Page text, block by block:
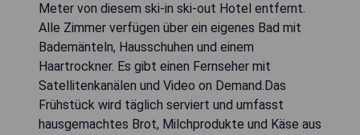
Meter von diesem ski-in ski-out Hotel entfernt.
Alle Zimmer verfügen über ein eigenes Bad mit
Bademänteln, Hausschuhen und einem
Haartrockner. Es gibt einen Fernseher mit
Satellitenkanälen und Video on Demand.Das
Frühstück wird täglich serviert und umfasst
hausgemachtes Brot, Milchprodukte und Käse aus